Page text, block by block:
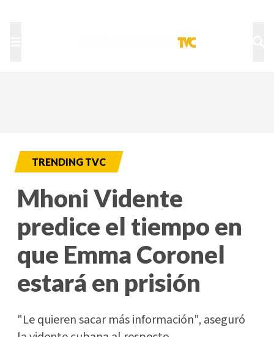
TRENDING TVC
Mhoni Vidente
predice el tiempo en
que Emma Coronel
estará en prisión
"Le quieren sacar más información", aseguró